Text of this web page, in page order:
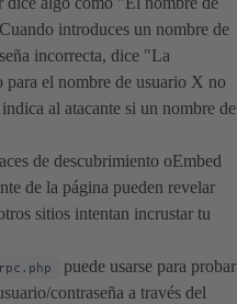
introduces un nombre de
incorrecta, dice "La
para el nombre de usuario X no
al atacante si un nombre de
de descubrimiento oEmbed
de la página pueden revelar
sitios intentan incrustar tu
puede usarse para probar
contraseña a través del